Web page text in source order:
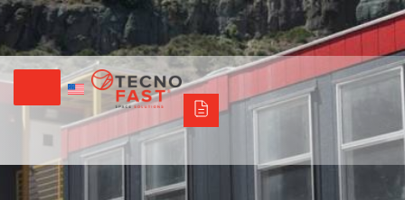
Síguenos +56 2 27905000+56 9 3469 5135
Tecno Fast Perú AlcoTriumph BalatTecno Panel